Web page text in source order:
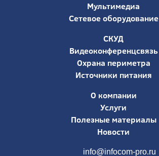
Мультимедиа
Сетевое оборудование
СКУД
Видеоконференцсвязь
Охрана периметра
Источники питания
О компании
Услуги
Полезные материалы
Новости
info@infocom-pro.ru